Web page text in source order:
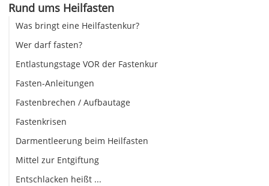
Rund ums Heilfasten
Was bringt eine Heilfastenkur?
Wer darf fasten?
Entlastungstage VOR der Fastenkur
Fasten-Anleitungen
Fastenbrechen / Aufbautage
Fastenkrisen
Darmentleerung beim Heilfasten
Mittel zur Entgiftung
Entschlacken heißt ...